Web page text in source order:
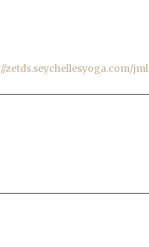
zetds.seychellesyoga.com/jml